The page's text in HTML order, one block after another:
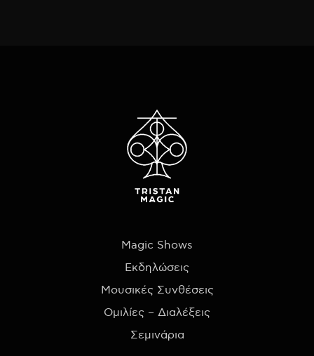
Magic Shows
Εκδηλώσεις
Μουσικές Συνθέσεις
Ομιλίες – Διαλέξεις
Σεμινάρια